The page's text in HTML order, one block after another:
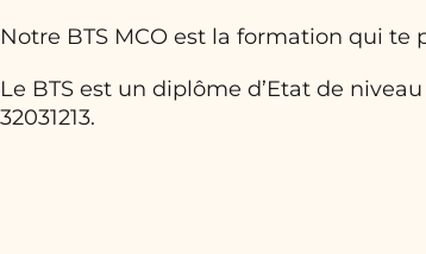
Notre BTS MCO est la formation qui te
Le BTS est un diplôme d’Etat de
32031213.